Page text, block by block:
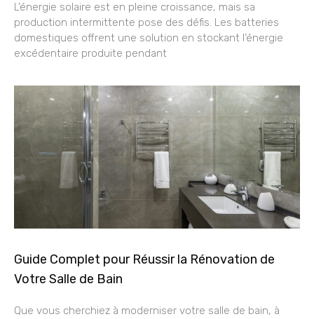
L’énergie solaire est en pleine croissance, mais sa
production intermittente pose des défis. Les batteries
domestiques offrent une solution en stockant l’énergie
excédentaire produite pendant
Guide Complet pour Réussir la Rénovation de
Votre Salle de Bain
Que vous cherchiez à moderniser votre salle de bain, à